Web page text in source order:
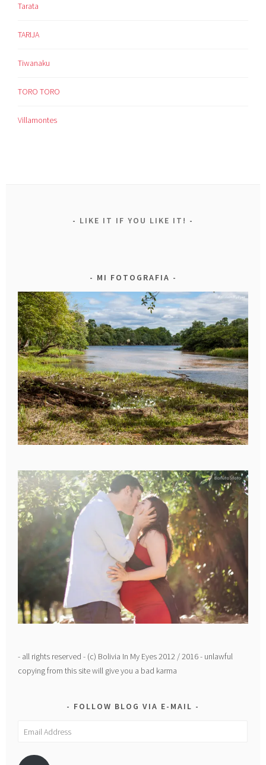
Tarata
TARIJA
Tiwanaku
TORO TORO
Villamontes
LIKE IT IF YOU LIKE IT!
MI FOTOGRAFIA
- all rights reserved - (c) Bolivia In My Eyes 2012 / 2016 - unlawful
copying from this site will give you a bad karma
FOLLOW BLOG VIA E-MAIL
Email